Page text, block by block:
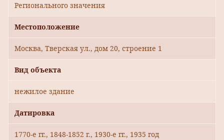
Регионального значения
Местоположение
Москва, Тверская ул., дом 20, строение 1
Вид объекта
нежилое здание
Датировка
1770-е гг., 1848-1852 г., 1930-е гг., 1935 год